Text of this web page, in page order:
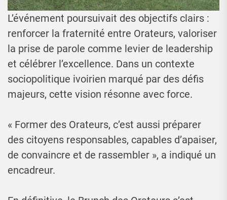
L’événement poursuivait des objectifs clairs :
renforcer la fraternité entre Orateurs, valoriser
la prise de parole comme levier de leadership
et célébrer l’excellence. Dans un contexte
sociopolitique ivoirien marqué par des défis
majeurs, cette vision résonne avec force.
« Former des Orateurs, c’est aussi préparer
des citoyens responsables, capables d’apaiser,
de convaincre et de rassembler », a indiqué un
encadreur.